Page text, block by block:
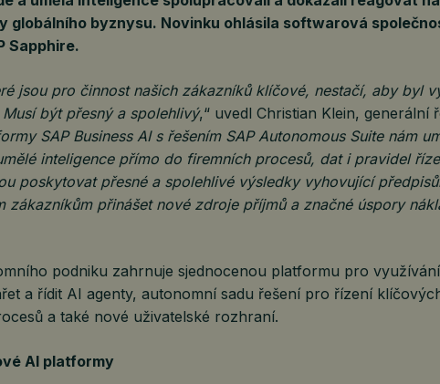
globálního byznysu. Novinku ohlásila softwarová
Sapphire.
jsou pro činnost našich zákazníků klíčové, nestačí, aby byl
Musí být přesný a spolehlivý,“ uvedl Christian Klein, generální
SAP Business AI s řešením SAP Autonomous Suite nám
inteligence přímo do firemních procesů, dat i pravidel
poskytovat přesné a spolehlivé výsledky vyhovující
zákazníkům přinášet nové zdroje příjmů a značné úspory
podniku zahrnuje sjednocenou platformu pro
a řídit AI agenty, autonomní sadu řešení pro řízení
a také nové uživatelské rozhraní.
AI platformy